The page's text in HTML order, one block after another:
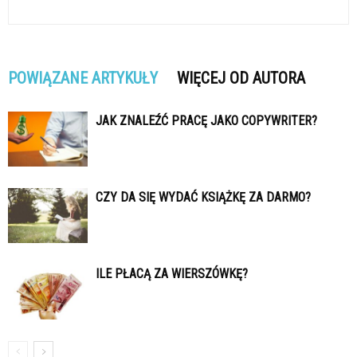
POWIĄZANE ARTYKUŁY WIĘCEJ OD AUTORA
JAK ZNALEŹĆ PRACĘ JAKO COPYWRITER?
CZY DA SIĘ WYDAĆ KSIĄŻKĘ ZA DARMO?
ILE PŁACĄ ZA WIERSZÓWKĘ?